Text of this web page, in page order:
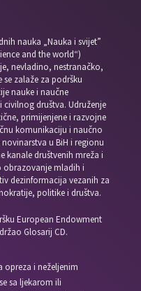
nauka „Nauka i svijet”
and the world“)
nevladino, nestranačko,
zalaže za podršku
nauke i naučne
društva. Udruženje
primijenjene i razvojne
komunikaciju i naučno
u BiH i regionu
kanale društvenih mreža i
obrazovanje mladih i
dezinformacija vezanih za
politike i društva.
European Endowment
Glosarij CD.
i neželjenim
sa ljekarom ili